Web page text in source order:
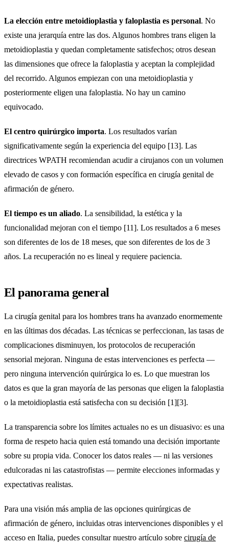
La elección entre metoidioplastia y faloplastia es personal. No
existe una jerarquía entre las dos. Algunos hombres trans eligen la
metoidioplastia y quedan completamente satisfechos; otros desean
las dimensiones que ofrece la faloplastia y aceptan la complejidad
del recorrido. Algunos empiezan con una metoidioplastia y
posteriormente eligen una faloplastia. No hay un camino
equivocado.
El centro quirúrgico importa. Los resultados varían
significativamente según la experiencia del equipo [13]. Las
directrices WPATH recomiendan acudir a cirujanos con un volumen
elevado de casos y con formación específica en cirugía genital de
afirmación de género.
El tiempo es un aliado. La sensibilidad, la estética y la
funcionalidad mejoran con el tiempo [11]. Los resultados a 6 meses
son diferentes de los de 18 meses, que son diferentes de los de 3
años. La recuperación no es lineal y requiere paciencia.
El panorama general
La cirugía genital para los hombres trans ha avanzado enormemente
en las últimas dos décadas. Las técnicas se perfeccionan, las tasas de
complicaciones disminuyen, los protocolos de recuperación
sensorial mejoran. Ninguna de estas intervenciones es perfecta —
pero ninguna intervención quirúrgica lo es. Lo que muestran los
datos es que la gran mayoría de las personas que eligen la faloplastia
o la metoidioplastia está satisfecha con su decisión [1][3].
La transparencia sobre los límites actuales no es un disuasivo: es una
forma de respeto hacia quien está tomando una decisión importante
sobre su propia vida. Conocer los datos reales — ni las versiones
edulcoradas ni las catastrofistas — permite elecciones informadas y
expectativas realistas.
Para una visión más amplia de las opciones quirúrgicas de
afirmación de género, incluidas otras intervenciones disponibles y el
acceso en Italia, puedes consultar nuestro artículo sobre cirugía de